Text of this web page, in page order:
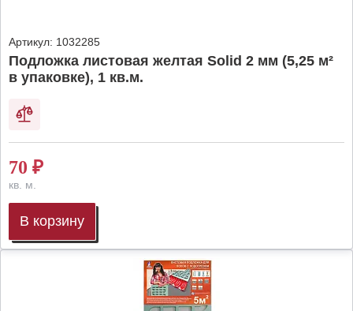
Артикул: 1032285
Подложка листовая желтая Solid 2 мм (5,25 м²
в упаковке), 1 кв.м.
70 ₽
кв. м.
В корзину